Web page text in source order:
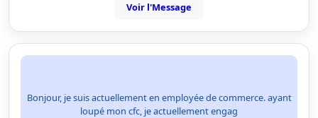
Voir l'Message
Bonjour, je suis actuellement en employée de commerce. ayant
loupé mon cfc, je actuellement engag